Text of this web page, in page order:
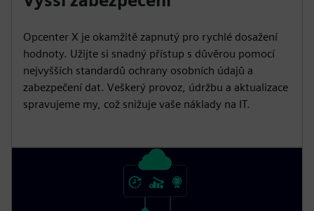
Opcenter X je okamžitě zapnutý pro rychlé dosažení
hodnoty. Užijte si snadný přístup s důvěrou pomocí
nejvyšších standardů ochrany osobních údajů a
zabezpečení dat. Veškerý provoz, údržbu a aktualizace
spravujeme my, což snižuje vaše náklady na IT.